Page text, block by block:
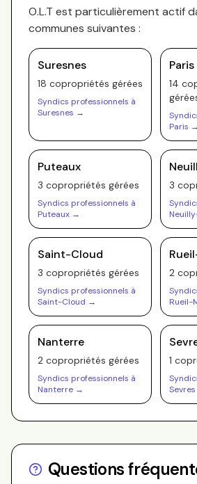
O.L.T est particulièrement actif
communes suivantes :
Suresnes
18 copropriétés gérées
Syndics professionnels à
Suresnes →
Paris
14
gérée
Paris →
Puteaux
3 copropriétés gérées
Syndics professionnels à
Puteaux →
3
Saint-Cloud
3 copropriétés gérées
Syndics professionnels à
Saint-Cloud →
2
Rueil-
Nanterre
2 copropriétés gérées
Syndics professionnels à
Nanterre →
1
Sevres
Questions